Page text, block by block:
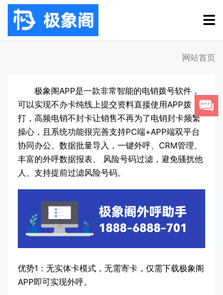
网站首页
极象阁APP是一款非常智能的电销拨号软件，
可以实现不办卡纯线上提交资料直接使用APP拨
打，高频电销不封卡让销售不再为了电销封卡频繁
操心，且系统功能很完善支持PC端+APP端双平台
协同办公、数据批量导入，一键外呼、CRM管理、
丰富的外呼数据报表、 风险号码过滤，避免骚扰他
人、支持提前过滤风险号码。
优势1：无实体卡模式，无需寄卡，仅需下载极象阁
APP即可实现外呼。